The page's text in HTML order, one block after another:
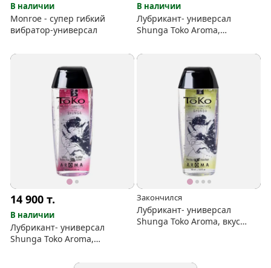
В наличии
Monroe - супер гибкий
вибратор-универсал
В наличии
Лубрикант- универсал
Shunga Toko Aroma,
14 900т.
В наличии
Лубрикант- универсал
Shunga Toko Aroma,
Закончился
Лубрикант- универсал
Shunga Toko Aroma, вкус